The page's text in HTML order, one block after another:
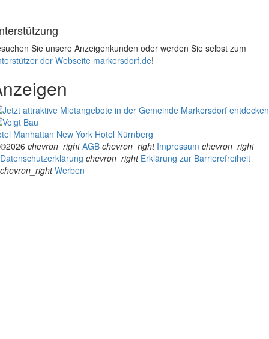
Sie unsere Anzeigenkunden oder werden Sie selbst zum
der Webseite markersdorf.de!
Manhattan New York Hotel Nürnberg
©2026 chevron_right AGB chevron_right Impressum chevron_right
Datenschutzerklärung chevron_right Erklärung zur Barrierefreiheit
chevron_right Werben